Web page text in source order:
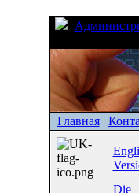
| Главная|
Die